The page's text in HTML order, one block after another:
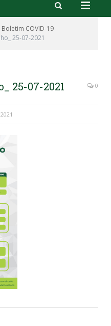
Boletim COVID-19
25-07-2021
25-07-2021 0